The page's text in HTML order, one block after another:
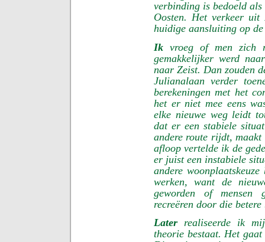
verbinding is bedoeld
Oosten. Het verkeer uit
huidige aansluiting op
Ik vroeg of men zich
gemakkelijker werd
naar Zeist. Dan zouden
Julianalaan verder
berekeningen met het
het er niet mee eens
elke nieuwe weg leidt
dat er een stabiele
andere route rijdt,
afloop vertelde ik de
er juist een instabiele
andere
werken, want de
geworden of mensen
recreëren door die
Later realiseerde ik
theorie bestaat. Het